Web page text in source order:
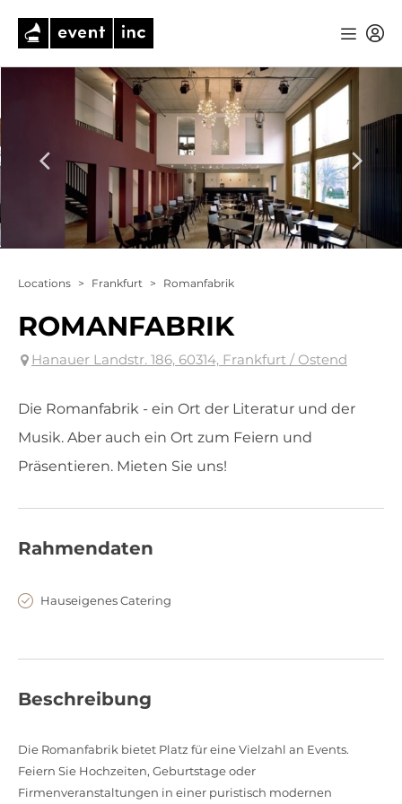
Locations > Frankfurt > Romanfabrik
ROMANFABRIK
Hanauer Landstr. 186, 60314, Frankfurt / Ostend
Die Romanfabrik - ein Ort der Literatur und der
Musik. Aber auch ein Ort zum Feiern und
Präsentieren. Mieten Sie uns!
Rahmendaten
Hauseigenes Catering
Beschreibung
Die Romanfabrik bietet Platz für eine Vielzahl an Events.
Feiern Sie Hochzeiten, Geburtstage oder
Firmenveranstaltungen in einer puristisch modernen